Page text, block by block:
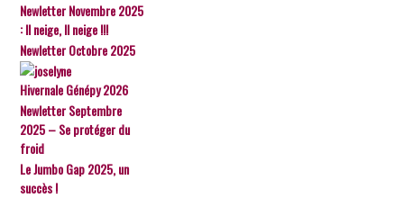
Newletter Novembre 2025
: Il neige, Il neige !!!
Newletter Octobre 2025
Hivernale Génépy 2026
Newletter Septembre
2025 – Se protéger du
froid
Le Jumbo Gap 2025, un
succès !